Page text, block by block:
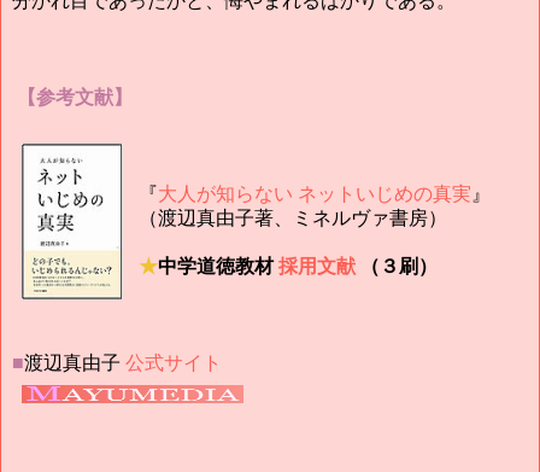
【参考文献】
『 大人が知らない ネットいじめの真実』
（渡辺真由子著、ミネルヴァ書房）
★中学道徳教材採用文献 （３刷）
■渡辺真由子 公式サイト